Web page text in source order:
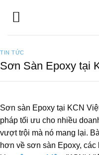
TIN TỨC
Sơn Sàn Epoxy tại
Sơn sàn Epoxy tại KCN
pháp tối ưu cho nhiều
vượt trội mà nó mang lại.
hơn về sơn sàn Epoxy,